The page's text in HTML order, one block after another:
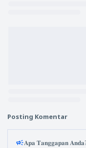
Posting Komentar
𝐀𝐩𝐚 𝐓𝐚𝐧𝐠𝐠𝐚𝐩𝐚𝐧